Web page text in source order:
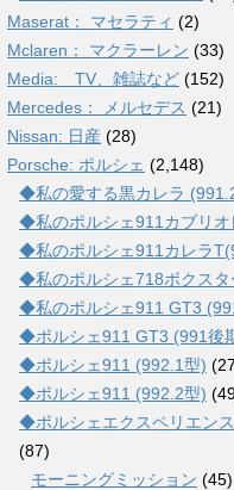
Maserat： マセラティ (2)
Mclaren： マクラーレン (33)
Media: TV、雑誌など (152)
Mercedes： メルセデス (21)
Nissan: 日産 (28)
Porsche: ポルシェ (2,148)
◆私の愛する黒カレラ
◆私のポルシェ911カブリオ
◆私のポルシェ911カレラ
◆私のポルシェ718ボクスタ
◆私のポルシェ911 GT3
◆ポルシェ911 GT3 (991後
◆ポルシェ911 (992.1型)
◆ポルシェ911 (992.2型)
◆ポルシェエクスペリエン
(87)
モーニングミッション (45)